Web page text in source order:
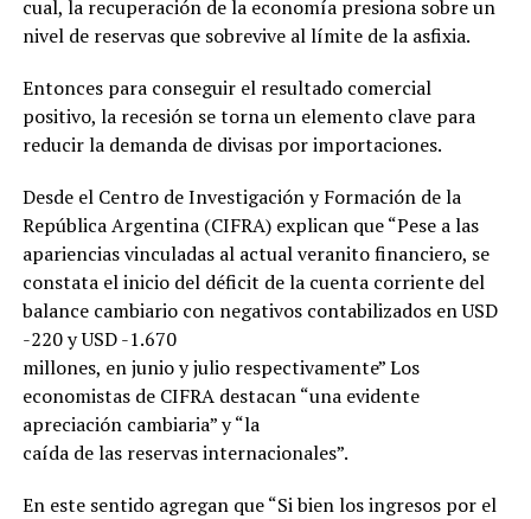
cual, la recuperación de la economía presiona sobre un
nivel de reservas que sobrevive al límite de la asfixia.
Entonces para conseguir el resultado comercial
positivo, la recesión se torna un elemento clave para
reducir la demanda de divisas por importaciones.
Desde el Centro de Investigación y Formación de la
República Argentina (CIFRA) explican que “Pese a las
apariencias vinculadas al actual veranito financiero, se
constata el inicio del déficit de la cuenta corriente del
balance cambiario con negativos contabilizados en USD
-220 y USD -1.670
millones, en junio y julio respectivamente” Los
economistas de CIFRA destacan “una evidente
apreciación cambiaria” y “la
caída de las reservas internacionales”.
En este sentido agregan que “Si bien los ingresos por el